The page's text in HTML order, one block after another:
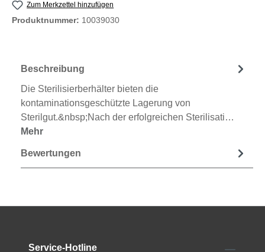
Zum Merkzettel hinzufügen
Produktnummer: 10039030
Beschreibung
Die Sterilisierberhälter bieten die
kontaminationsgeschützte Lagerung von
Sterilgut.&nbsp;Nach der erfolgreichen Sterilisati…
Mehr
Bewertungen
Service-Hotline